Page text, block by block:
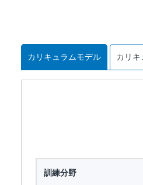
カリキュラムモデル カリキ
訓練分野